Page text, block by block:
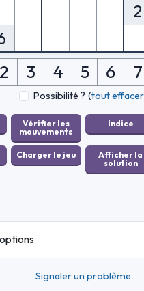
2
2 3 4 5 6 7
Possibilité ? (tout effacer
Signaler un problème